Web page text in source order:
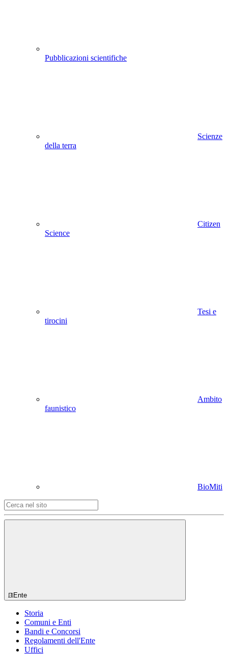
Pubblicazioni scientifiche
Scienze
della terra
Citizen
Science
Tesi e
tirocini
Ambito
faunistico
BioMiti
Ente
Storia
Comuni e Enti
Bandi e Concorsi
Regolamenti dell'Ente
Uffici